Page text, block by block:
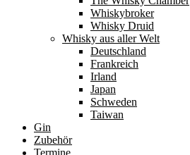
Whiskybroker
Whisky Druid
Whisky aus aller Welt
Deutschland
Frankreich
Irland
Japan
Schweden
Taiwan
Gin
Zubehör
Termine